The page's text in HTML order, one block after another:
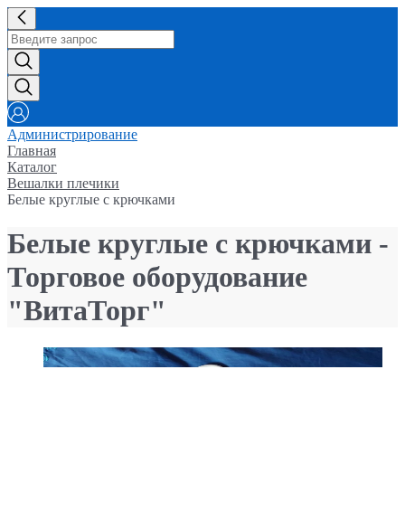
Администрирование
Главная
Каталог
Вешалки плечики
Белые круглые с крючками
Белые круглые с крючками -
Торговое оборудование
"ВитаТорг"